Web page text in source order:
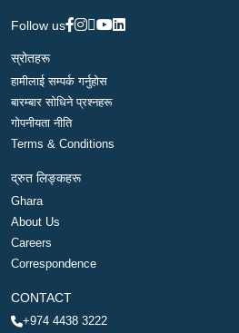
Follow us
स्रोतहरू
हामीलाई सम्पर्क गर्नुहोस
बारम्बार सोधिने प्रश्नहरू
गोपनीयता नीति
Terms & Conditions
द्रुत लिङ्कहरू
Ghara
About Us
Careers
Correspondence
CONTACT
+974 4438 3222